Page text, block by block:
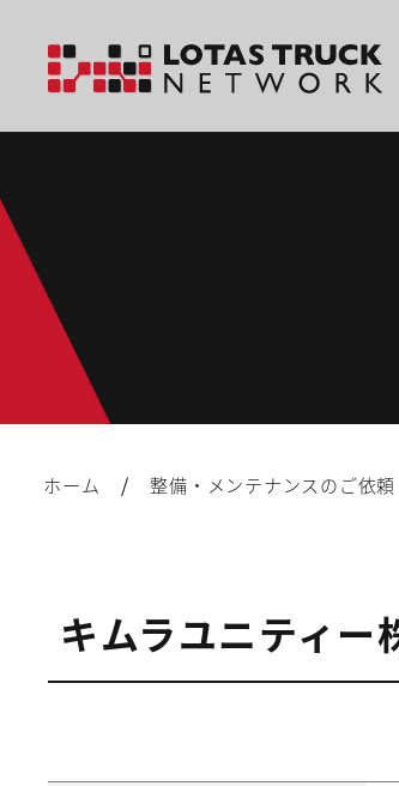
ホーム / 整備・メンテナンスのご依頼
キムラユニティー